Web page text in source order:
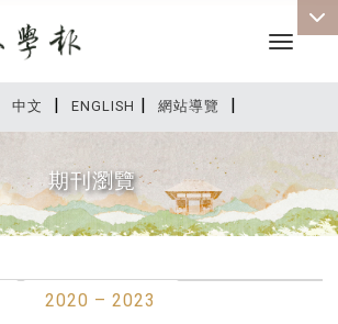
中文 | ENGLISH | 網站導覽 |
Toggle
期刊瀏覽
2020 – 2023